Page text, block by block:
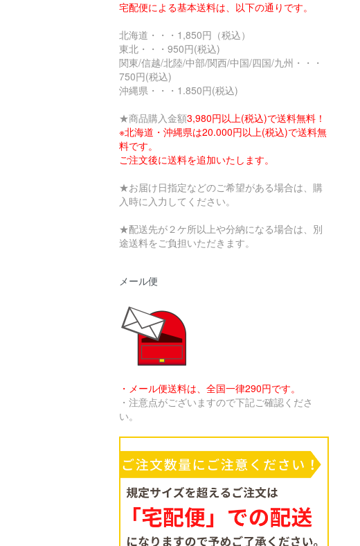
宅配便による基本送料は、以下の通りです。
北海道・・・1,850円（税込）
東北・・・950円(税込)
関東/信越/北陸/中部/関西/中国/四国/九州・・・
750円(税込)
沖縄県・・・1.850円(税込)
★商品購入金額3,980円以上(税込)で送料無料！
※北海道・沖縄県は20.000円以上(税込)で送料無
料です。
ご注文後に送料を追加いたします。
★お届け日指定などのご希望がある場合は、購
入時に入力してください。
★配送先が２ケ所以上や分納になる場合は、別
途送料をご負担いただきます。
メール便
・メール便送料は、全国一律290円です。
・注意点がございますので下記ご確認くださ
い。